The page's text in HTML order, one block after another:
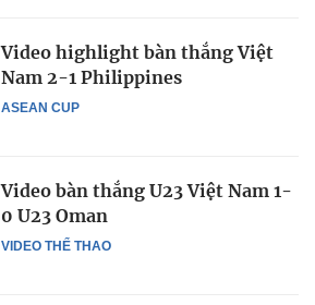
ASEAN CUP
Video highlight bàn thắng Việt
Nam 2-1 Philippines
VIDEO THỂ THAO
Video bàn thắng U23 Việt Nam 1-
0 U23 Oman